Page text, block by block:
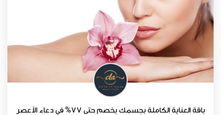
باقة العناية الكاملة بجسمك بخصم حتى 77% في دعاء الأعصر